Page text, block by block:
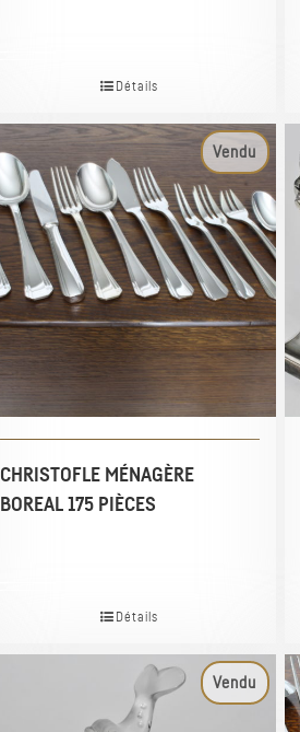
Détails
Vendu
CHRISTOFLE MÉNAGÈRE
BOREAL 175 PIÈCES
Détails
Vendu